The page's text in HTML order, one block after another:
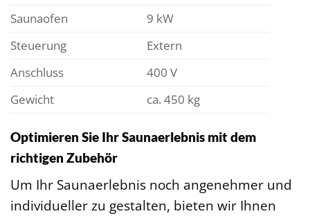
Saunaofen
9 kW
Steuerung
Extern
Anschluss
400 V
Gewicht
ca. 450 kg
Optimieren Sie Ihr Saunaerlebnis mit dem
richtigen Zubehör
Um Ihr Saunaerlebnis noch angenehmer und
individueller zu gestalten, bieten wir Ihnen